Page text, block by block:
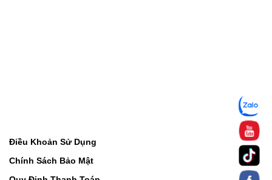
Điều Khoản Sử Dụng
Chính Sách Bảo Mật